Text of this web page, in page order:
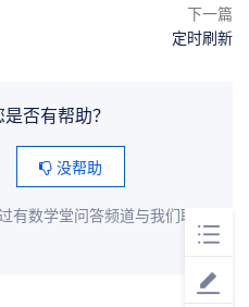
下一篇
定时刷新
否有帮助？
没帮助
有数学堂问答频道与我们联系